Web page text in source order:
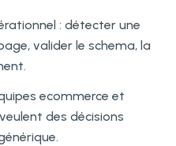
: détecter une
valider le schema, la
ecommerce et
des décisions